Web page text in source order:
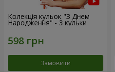
Колекція кульок "З Днем
Народження" - 3 кульки
Замовити